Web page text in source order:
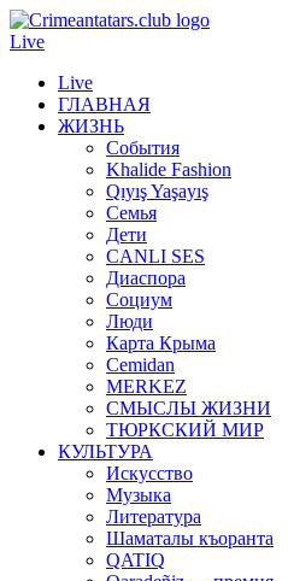
Live
Live
ГЛАВНАЯ
ЖИЗНЬ
События
Khalide Fashion
Qıyış Yaşayış
Семья
Дети
CANLI SES
Диаспора
Социум
Люди
Карта Крыма
Cemidan
МERKEZ
СМЫСЛЫ ЖИЗНИ
ТЮРКСКИЙ МИР
КУЛЬТУРА
Искусство
Музыка
Литература
Шаматалы къоранта
QATIQ